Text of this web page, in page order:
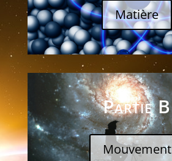
Matière
Partie B
Mouvement